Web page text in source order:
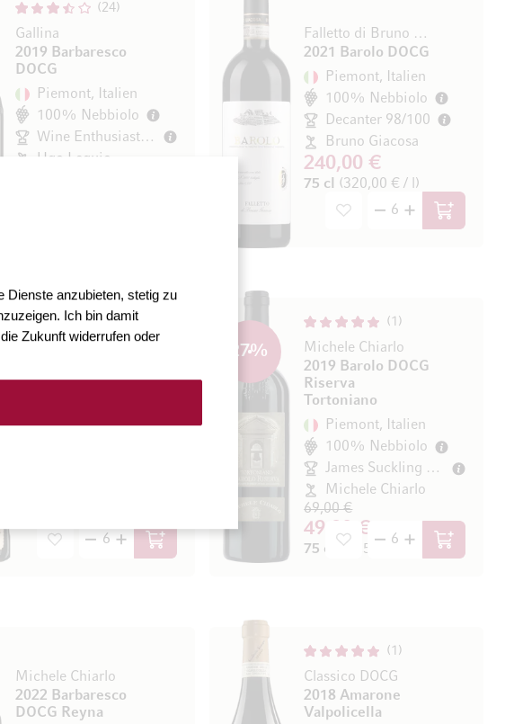
Dienste anzubieten, stetig zu
Ich bin damit
Zukunft widerrufen oder
24
Gallina
2019 Barbaresco
DOCG
Piemont, Italien
100% Nebbiolo
Wine Enthusiast 96/100
Ugo Lequio
Falletto di Bruno Giacosa
2021 Barolo DOCG
Piemont, Italien
100% Nebbiolo
Decanter 98/100
Bruno Giacosa
240,00 €
75 cl (320,00 € / l)
In den
1
In den Warenkorb
1
Michele Chiarlo
2019 Barolo DOCG
Riserva
Tortoniano
27%
Piemont, Italien
100% Nebbiolo
James Suckling 97/100
Michele Chiarlo
49,90 €
69,00 €
75 cl (66,53 € / l) In den
Michele Chiarlo
2022 Barbaresco
DOCG Reyna
1
Classico DOCG
2018 Amarone
Valpolicella